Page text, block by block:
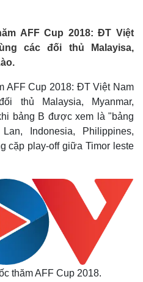
Việc làm
Biển đảo
AFF Cup 2018: ĐT Việt
các đối thủ Malayisa,
AFF Cup 2018: ĐT Việt Nam
thủ Malaysia, Myanmar,
bảng B được xem là "bảng
Indonesia, Philippines,
cặp play-off giữa Timor leste
thăm AFF Cup 2018.